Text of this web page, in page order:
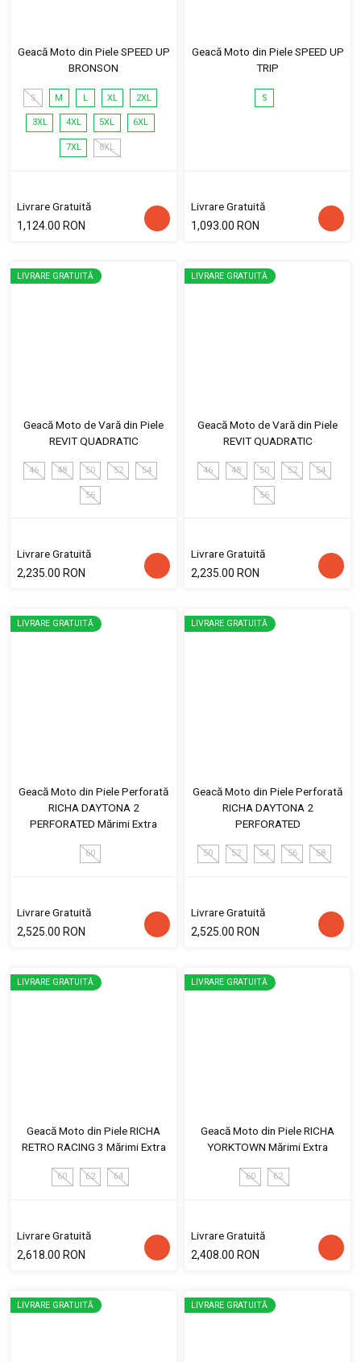
Geacă Moto din Piele SPEED UP
BRONSON
S M L XL 2XL
3XL 4XL 5XL 6XL
7XL 8XL
Livrare Gratuită
1,124.00 RON
Geacă Moto din Piele SPEED UP
TRIP
S
Livrare Gratuită
1,093.00 RON
LIVRARE GRATUITĂ
Geacă Moto de Vară din Piele
REVIT QUADRATIC
46 48 50 52 54
56
Livrare Gratuită
2,235.00 RON
LIVRARE GRATUITĂ
Geacă Moto de Vară din Piele
REVIT QUADRATIC
46 48 50 52 54
56
Livrare Gratuită
2,235.00 RON
LIVRARE GRATUITĂ
Geacă Moto din Piele Perforată
RICHA DAYTONA 2
PERFORATED Mărimi Extra
60
Livrare Gratuită
2,525.00 RON
LIVRARE GRATUITĂ
Geacă Moto din Piele Perforată
RICHA DAYTONA 2
PERFORATED
50 52 54 56 58
Livrare Gratuită
2,525.00 RON
LIVRARE GRATUITĂ
Geacă Moto din Piele RICHA
RETRO RACING 3 Mărimi Extra
60 62 64
Livrare Gratuită
2,618.00 RON
LIVRARE GRATUITĂ
Geacă Moto din Piele RICHA
YORKTOWN Mărimi Extra
60 62
Livrare Gratuită
2,408.00 RON
LIVRARE GRATUITĂ LIVRARE GRATUITĂ